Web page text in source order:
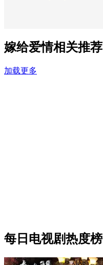
嫁给爱情相关推荐
加载更多
每日电视剧热度榜